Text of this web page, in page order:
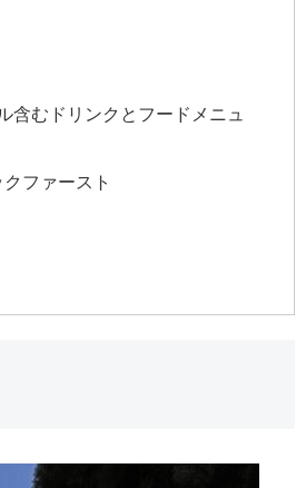
含むドリンクとフードメニュ
ファースト